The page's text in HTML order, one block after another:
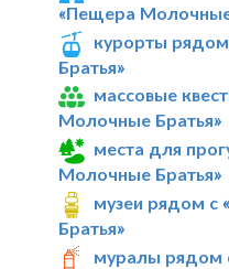
«Пещера Молочные
курорты
Братья»
массовые
Молочные Братья»
места для
Молочные Братья»
музеи рядом
Братья»
муралы рядом